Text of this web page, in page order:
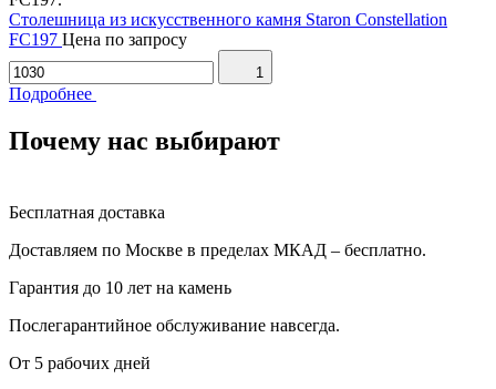
Столешница из искусственного камня Staron Constellation
FC197 Цена по запросу
1
Подробнее
Почему нас выбирают
Бесплатная доставка
Доставляем по Москве в пределах МКАД – бесплатно.
Гарантия до 10 лет на камень
Послегарантийное обслуживание навсегда.
От 5 рабочих дней